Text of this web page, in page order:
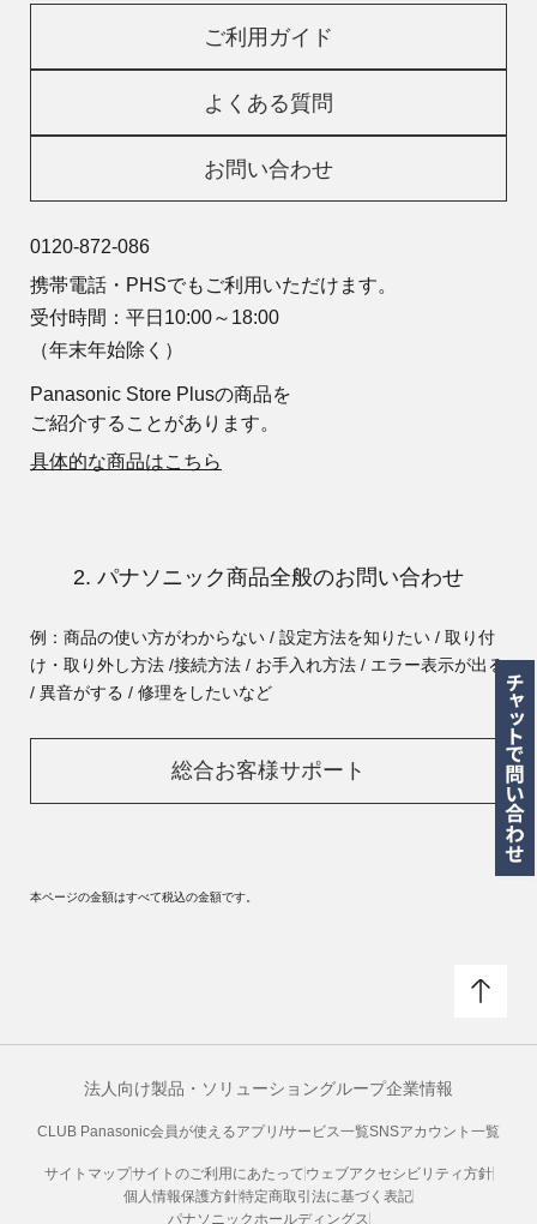
ご利用ガイド
よくある質問
お問い合わせ
0120-872-086
携帯電話・PHSでもご利用いただけます。
受付時間：平日10:00～18:00
（年末年始除く）
Panasonic Store Plusの商品を
ご紹介することがあります。
具体的な商品はこちら
2. パナソニック商品全般のお問い合わせ
例：商品の使い方がわからない / 設定方法を知りたい / 取り付
け・取り外し方法 /接続方法 / お手入れ方法 / エラー表示が出る
/ 異音がする / 修理をしたいなど
総合お客様サポート
本ページの金額はすべて税込の金額です。
法人向け製品・ソリューショングループ企業情報
CLUB Panasonic会員が使えるアプリ/サービス一覧SNSアカウント一覧
サイトマップサイトのご利用にあたって ウェブアクセシビリティ方針
個人情報保護方針特定商取引法に基づく表記
パナソニックホールディングス